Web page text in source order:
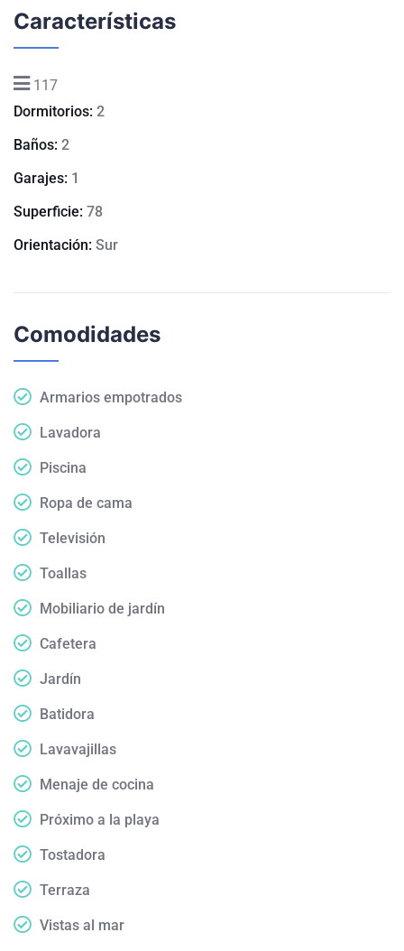
Características
117
Dormitorios: 2
Baños: 2
Garajes: 1
Superficie: 78
Orientación: Sur
Comodidades
Armarios empotrados
Lavadora
Piscina
Ropa de cama
Televisión
Toallas
Mobiliario de jardín
Cafetera
Jardín
Batidora
Lavavajillas
Menaje de cocina
Próximo a la playa
Tostadora
Terraza
Vistas al mar